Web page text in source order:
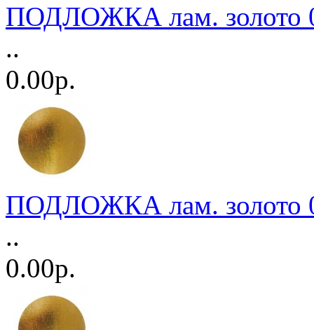
ПОДЛОЖКА лам. золото
..
0.00р.
ПОДЛОЖКА лам. золото
..
0.00р.